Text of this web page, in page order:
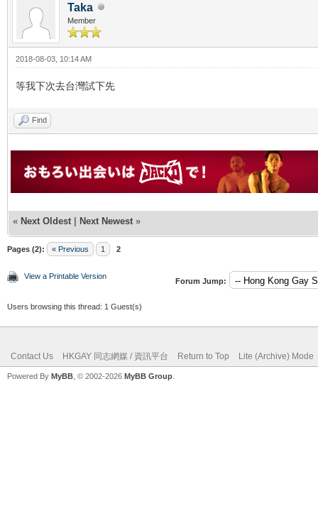
Taka
Member
2018-08-03, 10:14 AM
等我下次去台灣試下先
Find
« Next Oldest | Next Newest »
Pages (2): « Previous 1 2
View a Printable Version
Forum Jump:
Users browsing this thread: 1 Guest(s)
Contact Us HKGAY 同志網媒 / 資訊平台 Return to Top Lite (Archive) Mode
Powered By MyBB , © 2002-2026 MyBB Group